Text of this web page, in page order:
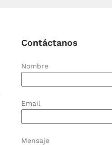
Contáctanos
Nombre
Email
Mensaje